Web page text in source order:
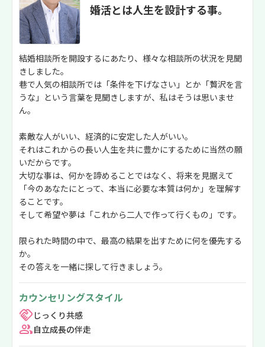
婚活とは人生を設計する事。
結婚相談所を開設するにあたり、様々な相談所の状況を見聞
きしました。
巷で人気の相談所では「条件を下げなさい」とか「贅沢を言
うな」という言葉を見聞きしますが、私はそうは思いませ
ん。
素敵な人がいい、経済的に安定した人がいい。
それはこれからの長い人生を共に豊かにするために当然の願
いだからです。
大切な事は、何かを諦めることではなく、将来を見据えて
「今のあなたにとって、本当に必要な本質は何か」を理解す
ることです。
そして希望や夢は「これから二人で作って行くもの」です。
限られた時間の中で、最高の結果を出すために何を優先する
か。
その答えを一緒に探して行きましょう。
カウンセリングスタイル
じっくり共感
自立成長の伴走